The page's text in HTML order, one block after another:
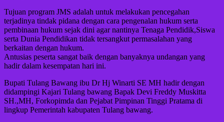
Tujuan program JMS adalah untuk melakukan pencegahan
terjadinya tindak pidana dengan cara pengenalan hukum serta
pembinaan hukum sejak dini agar nantinya Tenaga Pendidik,Siswa
serta Dunia Pendidikan tidak tersangkut permasalahan yang
berkaitan dengan hukum.
Antusias peserta sangat baik dengan banyaknya undangan yang
hadir dalam kesempatan hari ini.
Bupati Tulang Bawang ibu Dr Hj Winarti SE MH hadir dengan
didampingi Kajari Tulang bawang Bapak Devi Freddy Muskitta
SH.,MH, Forkopimda dan Pejabat Pimpinan Tinggi Pratama di
lingkup Pemerintah kabupaten Tulang bawang.